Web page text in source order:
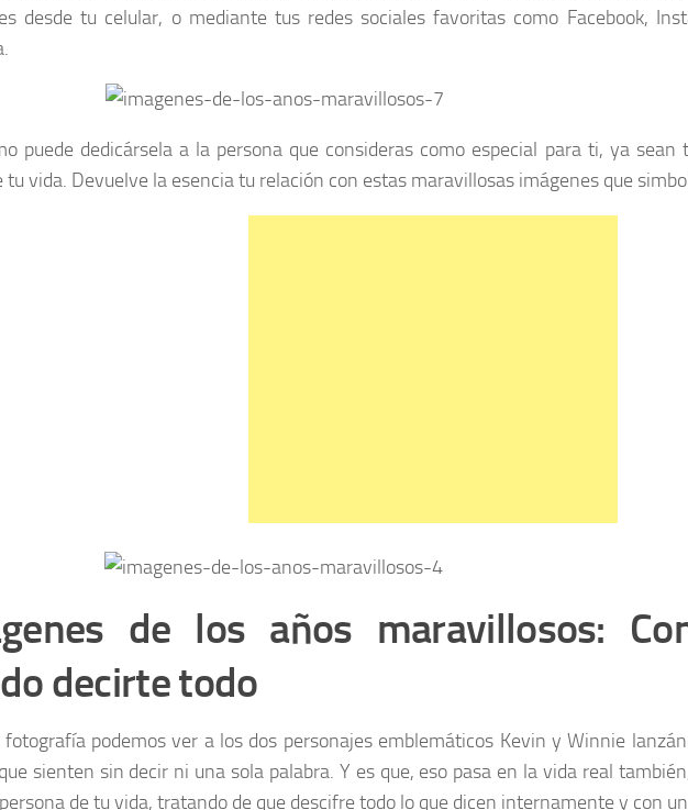
desde tu celular, o mediante tus redes sociales favoritas como Facebook,
puede dedicársela a la persona que consideras como especial para ti, ya sean
tu vida. Devuelve la esencia tu relación con estas maravillosas imágenes que
de los años maravillosos:
decirte todo
fotografía podemos ver a los dos personajes emblemáticos Kevin y Winnie
sienten sin decir ni una sola palabra. Y es que, eso pasa en la vida real
de tu vida, tratando de que descifre todo lo que dicen internamente y con